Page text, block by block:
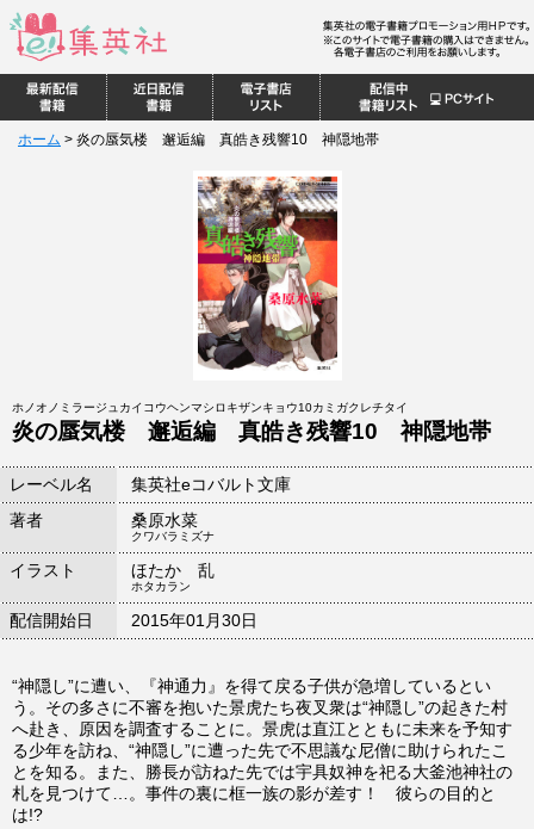
ホーム > 炎の蜃気楼 邂逅編 真皓き残響10 神隠地帯
ホノオノミラージュカイコウヘンマシロキザンキョウ10カミガクレチタイ
炎の蜃気楼 邂逅編 真皓き残響10 神隠地帯
レーベル名
集英社eコバルト文庫
著者
桑原水菜
クワバラミズナ
イラスト ほたか 乱
ホタカラン
配信開始日 2015年01月30日
“神隠し”に遭い、『神通力』を得て戻る子供が急増しているとい
う。その多さに不審を抱いた景虎たち夜叉衆は“神隠し”の起きた村
へ赴き、原因を調査することに。景虎は直江とともに未来を予知す
る少年を訪ね、“神隠し”に遭った先で不思議な尼僧に助けられたこ
とを知る。また、勝長が訪ねた先では宇具奴神を祀る大釜池神社の
札を見つけて…。事件の裏に框一族の影が差す！ 彼らの目的と
は!?